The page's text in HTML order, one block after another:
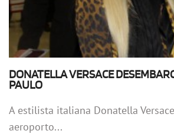
DONATELLA VERSACE
PAULO
A estilista italiana Donatella
aeroporto...